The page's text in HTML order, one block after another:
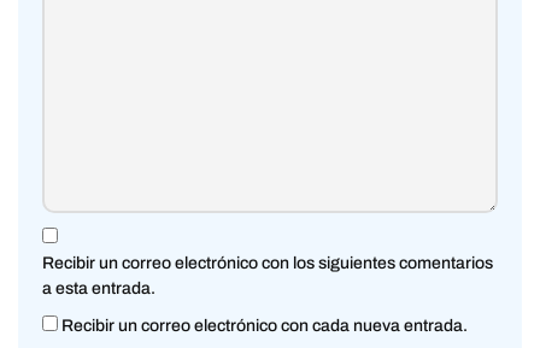
Recibir un correo electrónico con los siguientes comentarios
a esta entrada.
Recibir un correo electrónico con cada nueva entrada.